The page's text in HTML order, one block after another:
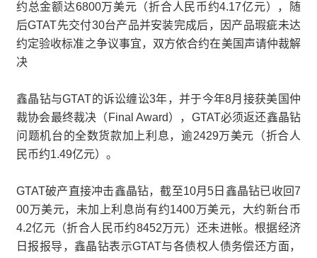
约总金额达6800万美元（折合人民币约4.17亿元），随
后GTAT先交付30台产品并安装完成后，因产品瑕疵未达
约定验收标准之争议事宜，双方依合约在美国声请仲裁解
决
鑫晶钻与GTAT的诉讼缠讼3年，并于今年8月接获美国仲
裁协会最终裁决（Final Award），GTAT必须返还鑫晶钻
问题机台的全数货款加上利息，逾2429万美元（折合人
民币约1.49亿元）。
GTAT破产直接冲击鑫晶钻，截至10月5日鑫晶钻已收回7
00万美元，未加上利息尚有约1400万美元，大约新台币
4.2亿元（折合人民币约8452万元）还未进帐。根据经济
日报报导，鑫晶钻表示GTAT与各债权人债务偿还方面，